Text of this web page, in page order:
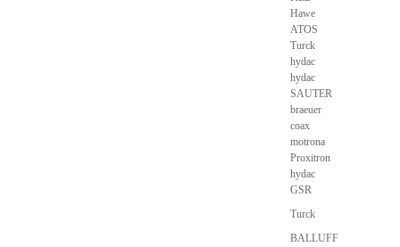
Hawe
ATOS
Turck
hydac
hydac
SAUTER
braeuer
coax
motrona
Proxitron
hydac
GSR
Turck
BALLUFF